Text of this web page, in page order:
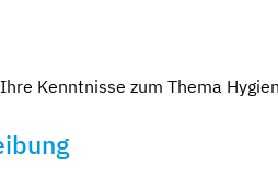
Kenntnisse zum Thema